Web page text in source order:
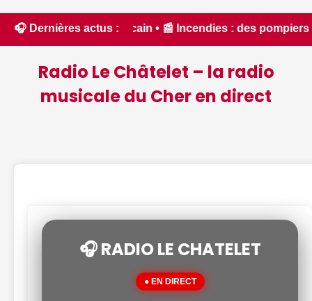
🎧 Dernières actus :
📰 Incendies : des pompiers du Cher et de
Radio Le Châtelet – la radio
musicale du Cher en direct
🎧 RADIO LE CHATELET
● EN DIRECT